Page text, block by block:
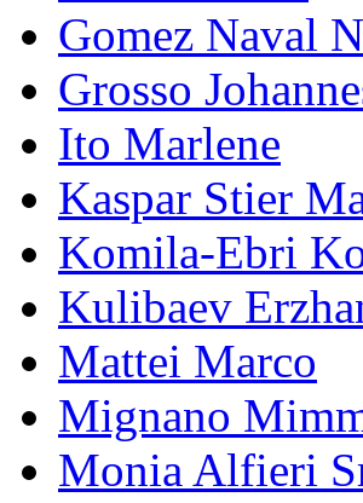
Gomez Naval
Grosso
Ito Marlene
Kaspar Stier
Komila-Ebri
Kulibaev
Mattei Marco
Mignano
Monia Alfieri